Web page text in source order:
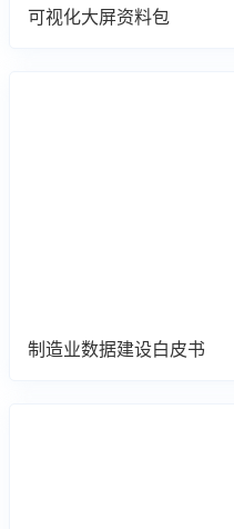
可视化大屏资料包
制造业数据建设白皮书